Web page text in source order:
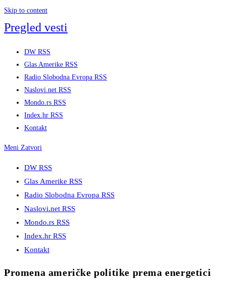
Skip to content
Pregled vesti
DW RSS
Glas Amerike RSS
Radio Slobodna Evropa RSS
Naslovi.net RSS
Mondo.rs RSS
Index.hr RSS
Kontakt
Meni Zatvori
DW RSS
Glas Amerike RSS
Radio Slobodna Evropa RSS
Naslovi.net RSS
Mondo.rs RSS
Index.hr RSS
Kontakt
Promena američke politike prema energetici